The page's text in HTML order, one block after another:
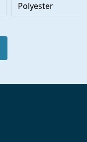
Polyester